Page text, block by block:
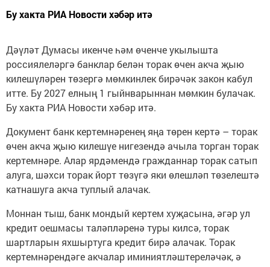
Бу хакта РИА Новости хәбәр итә
Дәүләт Думасы икенче һәм өченче укылышта
россиялеләргә банклар белән торак өчен акча җыю
килешүләрен төзергә мөмкинлек бирәчәк закон кабул
итте. Бу 2027 елның 1 гыйнварыннан мөмкин булачак.
Бу хакта РИА Новости хәбәр итә.
Документ банк кертемнәренең яңа төрен кертә – торак
өчен акча җыю килешүе нигезендә ачыла торган торак
кертемнәре. Алар ярдәмендә гражданнар торак сатып
алуга, шәхси торак йорт төзүгә яки өлешләп төзелештә
катнашуга акча туплый алачак.
Моннан тыш, банк мондый кертем хуҗасына, әгәр ул
кредит оешмасы таләпләренә туры килсә, торак
шартларын яхшыртуга кредит бирә алачак. Торак
кертемнәрендәге акчалар иминиятләштереләчәк, ә